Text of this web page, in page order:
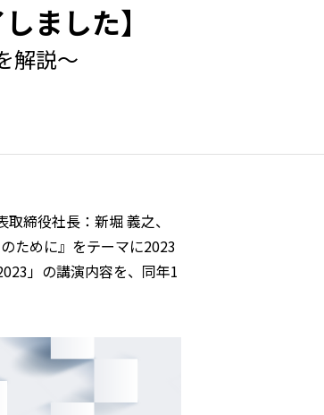
ました】
解説～
締役社長：新堀 義之、
ために』をテーマに2023
」の講演内容を、同年1